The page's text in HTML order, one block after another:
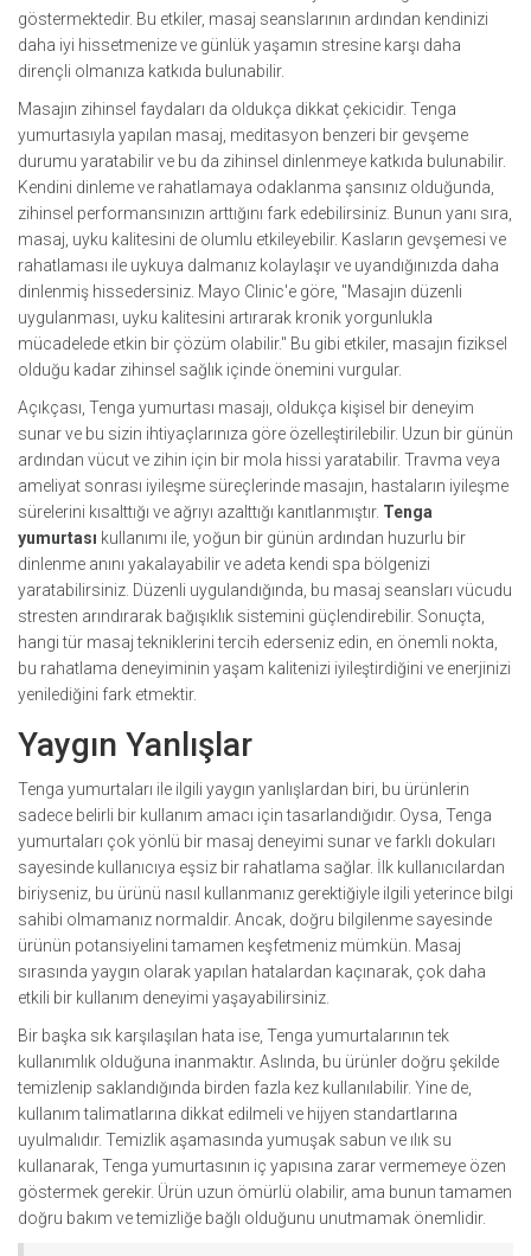
göstermektedir. Bu etkiler, masaj seanslarının ardından kendinizi
daha iyi hissetmenize ve günlük yaşamın stresine karşı daha
dirençli olmanıza katkıda bulunabilir.
Masajın zihinsel faydaları da oldukça dikkat çekicidir. Tenga
yumurtasıyla yapılan masaj, meditasyon benzeri bir gevşeme
durumu yaratabilir ve bu da zihinsel dinlenmeye katkıda bulunabilir.
Kendini dinleme ve rahatlamaya odaklanma şansınız olduğunda,
zihinsel performansınızın arttığını fark edebilirsiniz. Bunun yanı sıra,
masaj, uyku kalitesini de olumlu etkileyebilir. Kasların gevşemesi ve
rahatlaması ile uykuya dalmanız kolaylaşır ve uyandığınızda daha
dinlenmiş hissedersiniz. Mayo Clinic'e göre, "Masajın düzenli
uygulanması, uyku kalitesini artırarak kronik yorgunlukla
mücadelede etkin bir çözüm olabilir." Bu gibi etkiler, masajın fiziksel
olduğu kadar zihinsel sağlık içinde önemini vurgular.
Açıkçası, Tenga yumurtası masajı, oldukça kişisel bir deneyim
sunar ve bu sizin ihtiyaçlarınıza göre özelleştirilebilir. Uzun bir günün
ardından vücut ve zihin için bir mola hissi yaratabilir. Travma veya
ameliyat sonrası iyileşme süreçlerinde masajın, hastaların iyileşme
sürelerini kısalttığı ve ağrıyı azalttığı kanıtlanmıştır. Tenga
yumurtası kullanımı ile, yoğun bir günün ardından huzurlu bir
dinlenme anını yakalayabilir ve adeta kendi spa bölgenizi
yaratabilirsiniz. Düzenli uygulandığında, bu masaj seansları vücudu
stresten arındırarak bağışıklık sistemini güçlendirebilir. Sonuçta,
hangi tür masaj tekniklerini tercih ederseniz edin, en önemli nokta,
bu rahatlama deneyiminin yaşam kalitenizi iyileştirdiğini ve enerjinizi
yenilediğini fark etmektir.
Yaygın Yanlışlar
Tenga yumurtaları ile ilgili yaygın yanlışlardan biri, bu ürünlerin
sadece belirli bir kullanım amacı için tasarlandığıdır. Oysa, Tenga
yumurtaları çok yönlü bir masaj deneyimi sunar ve farklı dokuları
sayesinde kullanıcıya eşsiz bir rahatlama sağlar. İlk kullanıcılardan
biriyseniz, bu ürünü nasıl kullanmanız gerektiğiyle ilgili yeterince bilgi
sahibi olmamanız normaldir. Ancak, doğru bilgilenme sayesinde
ürünün potansiyelini tamamen keşfetmeniz mümkün. Masaj
sırasında yaygın olarak yapılan hatalardan kaçınarak, çok daha
etkili bir kullanım deneyimi yaşayabilirsiniz.
Bir başka sık karşılaşılan hata ise, Tenga yumurtalarının tek
kullanımlık olduğuna inanmaktır. Aslında, bu ürünler doğru şekilde
temizlenip saklandığında birden fazla kez kullanılabilir. Yine de,
kullanım talimatlarına dikkat edilmeli ve hijyen standartlarına
uyulmalıdır. Temizlik aşamasında yumuşak sabun ve ılık su
kullanarak, Tenga yumurtasının iç yapısına zarar vermemeye özen
göstermek gerekir. Ürün uzun ömürlü olabilir, ama bunun tamamen
doğru bakım ve temizliğe bağlı olduğunu unutmamak önemlidir.